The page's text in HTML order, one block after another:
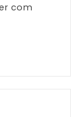
com